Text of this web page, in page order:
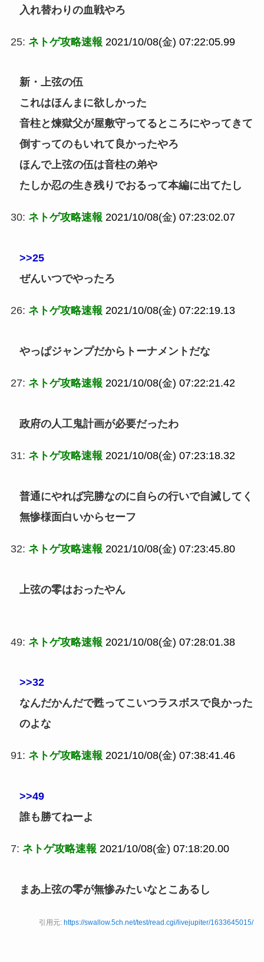
入れ替わりの血戦やろ
25: ネトゲ攻略速報 2021/10/08(金) 07:22:05.99
新・上弦の伍
これはほんまに欲しかった
音柱と煉獄父が屋敷守ってるところにやってきて
倒すってのもいれて良かったやろ
ほんで上弦の伍は音柱の弟や
たしか忍の生き残りでおるって本編に出てたし
30: ネトゲ攻略速報 2021/10/08(金) 07:23:02.07
>>25
ぜんいつでやったろ
26: ネトゲ攻略速報 2021/10/08(金) 07:22:19.13
やっぱジャンプだからトーナメントだな
27: ネトゲ攻略速報 2021/10/08(金) 07:22:21.42
政府の人工鬼計画が必要だったわ
31: ネトゲ攻略速報 2021/10/08(金) 07:23:18.32
普通にやれば完勝なのに自らの行いで自滅してく
無惨様面白いからセーフ
32: ネトゲ攻略速報 2021/10/08(金) 07:23:45.80
上弦の零はおったやん
49: ネトゲ攻略速報 2021/10/08(金) 07:28:01.38
>>32
なんだかんだで甦ってこいつラスボスで良かった
のよな
91: ネトゲ攻略速報 2021/10/08(金) 07:38:41.46
>>49
誰も勝てねーよ
7: ネトゲ攻略速報 2021/10/08(金) 07:18:20.00
まあ上弦の零が無惨みたいなとこあるし
引用元: https://swallow.5ch.net/test/read.cgi/livejupiter/1633645015/